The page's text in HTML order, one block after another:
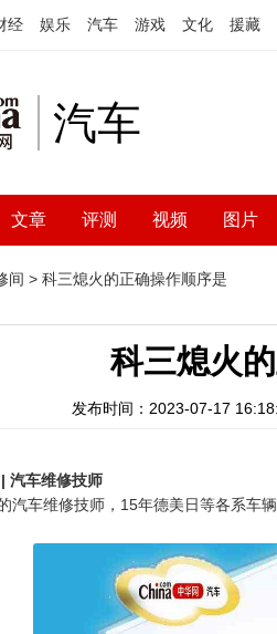
经 娱乐 汽车 游戏 文化 援藏
汽车
文章 评测 视频 图片
间 > 科三熄火的正确操作顺序是
科三熄火
发布时间：2023-07-17
| 汽车维修技师